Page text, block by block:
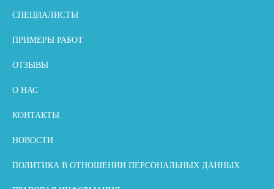
СПЕЦИАЛИСТЫ
ПРИМЕРЫ РАБОТ
ОТЗЫВЫ
О НАС
КОНТАКТЫ
НОВОСТИ
ПОЛИТИКА В ОТНОШЕНИИ ПЕРСОНАЛЬНЫХ ДАННЫХ